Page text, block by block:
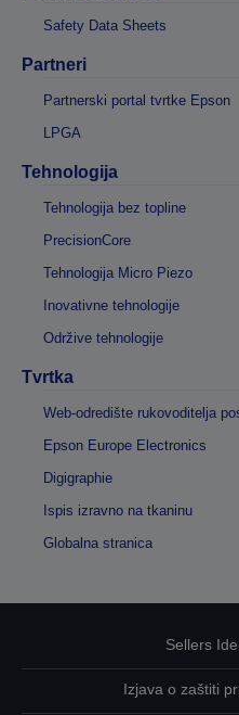
Safety Data Sheets
Partneri
Partnerski portal tvrtke Epson
LPGA
Tehnologija
Tehnologija bez topline
PrecisionCore
Tehnologija Micro Piezo
Inovativne tehnologije
Održive tehnologije
Tvrtka
Web-odredište rukovoditelja
Epson Europe Electronics
Digigraphie
Ispis izravno na tkaninu
Globalna stranica
Sellers
Izjava o zaštiti